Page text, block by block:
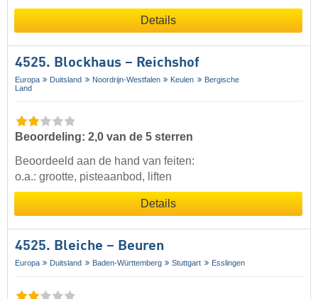
Details
4525. Blockhaus – Reichshof
Europa Duitsland Noordrijn-Westfalen Keulen
Bergische
Land
Beoordeling: 2,0 van de 5 sterren
Beoordeeld aan de hand van feiten:
o.a.: grootte, pisteaanbod, liften
Details
4525. Bleiche – Beuren
Europa Duitsland Baden-Württemberg Stuttgart Esslingen